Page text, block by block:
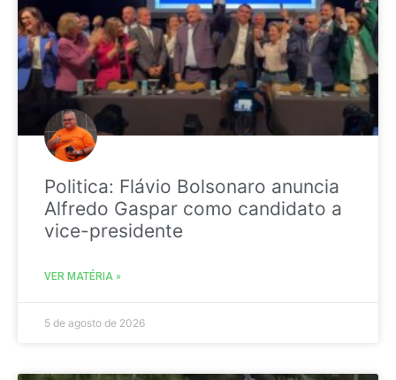
Politica: Flávio Bolsonaro anuncia
Alfredo Gaspar como candidato a
vice-presidente
VER MATÉRIA »
5 de agosto de 2026